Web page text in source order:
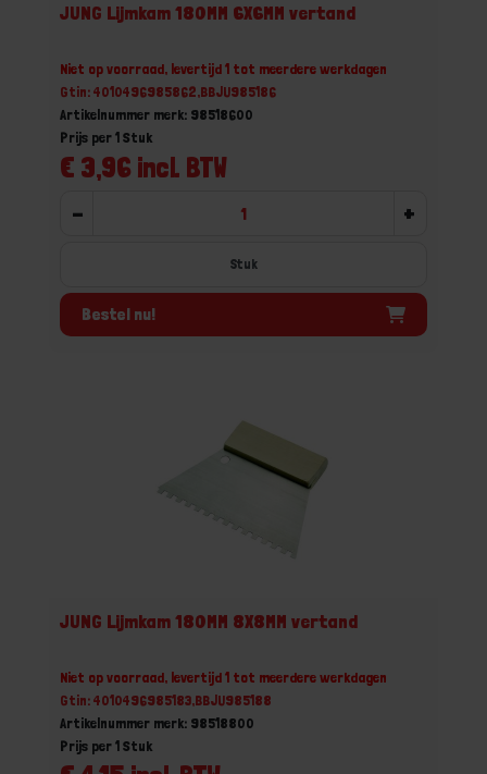
JUNG Lijmkam 180MM 6X6MM vertand
Niet op voorraad, levertijd 1 tot meerdere werkdagen
Gtin: 4010496985862,BBJU985186
Artikelnummer merk: 98518600
€ 3,96 incl. BTW
Prijs per 1 Stuk
- +
Stuk
Bestel nu!
JUNG Lijmkam 180MM 8X8MM vertand
Niet op voorraad, levertijd 1 tot meerdere werkdagen
Gtin: 4010496985183,BBJU985188
Artikelnummer merk: 98518800
Prijs per 1 Stuk